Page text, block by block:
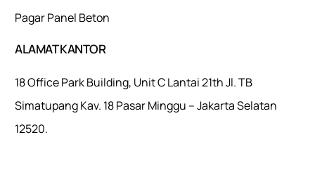
Pagar Panel Beton
ALAMAT KANTOR
18 Office Park Building, Unit C Lantai 21th Jl. TB
Simatupang Kav. 18 Pasar Minggu – Jakarta Selatan
12520.